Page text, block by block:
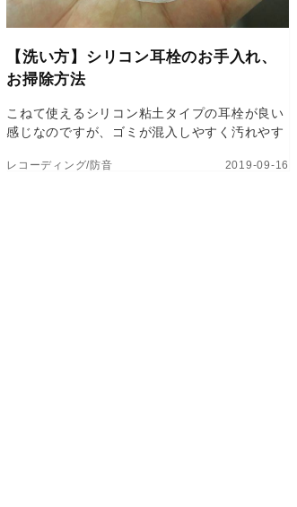
【洗い方】シリコン耳栓のお手入れ、
お掃除方法
こねて使えるシリコン粘土タイプの耳栓が良い
感じなのですが、ゴミが混入しやすく汚れやす
ないかと思って試してみた所、良いやり方を見
レコーディング/防音 2019-09-16